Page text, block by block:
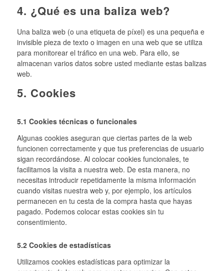
4. ¿Qué es una baliza web?
Una baliza web (o una etiqueta de píxel) es una pequeña e
invisible pieza de texto o imagen en una web que se utiliza
para monitorear el tráfico en una web. Para ello, se
almacenan varios datos sobre usted mediante estas balizas
web.
5. Cookies
5.1 Cookies técnicas o funcionales
Algunas cookies aseguran que ciertas partes de la web
funcionen correctamente y que tus preferencias de usuario
sigan recordándose. Al colocar cookies funcionales, te
facilitamos la visita a nuestra web. De esta manera, no
necesitas introducir repetidamente la misma información
cuando visitas nuestra web y, por ejemplo, los artículos
permanecen en tu cesta de la compra hasta que hayas
pagado. Podemos colocar estas cookies sin tu
consentimiento.
5.2 Cookies de estadísticas
Utilizamos cookies estadísticas para optimizar la